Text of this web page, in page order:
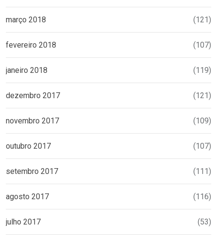
março 2018 (121)
fevereiro 2018 (107)
janeiro 2018 (119)
dezembro 2017 (121)
novembro 2017 (109)
outubro 2017 (107)
setembro 2017 (111)
agosto 2017 (116)
julho 2017 (53)